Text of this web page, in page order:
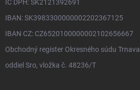
IČ DPH: SK2121392691
IBAN: SK3983300000002202367125
IBAN CZ: CZ6520100000002102656667
Obchodný register Okresného súdu Trnava
oddiel Sro, vložka č. 48236/T